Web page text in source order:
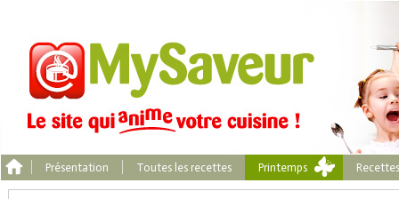
Présentation Toutes les recettes Printemps